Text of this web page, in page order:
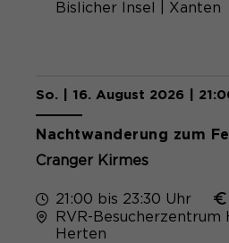
Bislicher Insel | Xanten
So. | 16. August 2026 |
Nachtwanderung zum
Cranger Kirmes
21:00 bis 23:30 Uhr
RVR-Besucherzentrum
Herten